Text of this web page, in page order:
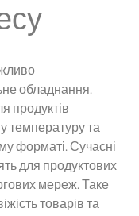
обладнання.
продуктів
температуру та
форматі. Сучасні
для продуктових
мереж. Таке
товарів та